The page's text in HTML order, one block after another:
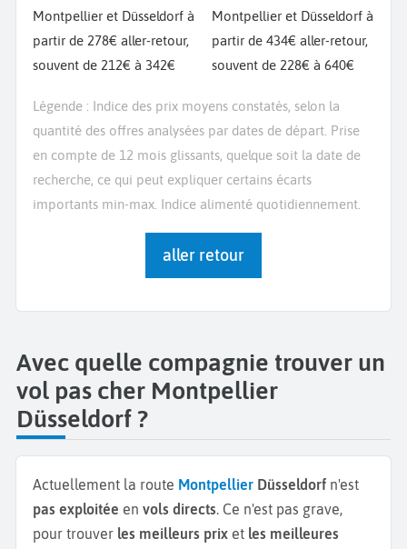
aller retour
Montpellier et Düsseldorf à
partir de 278€ aller-retour,
souvent de 212€ à 342€
Montpellier et Düsseldorf à
partir de 434€ aller-retour,
souvent de 228€ à 640€
Légende : Indice des prix moyens constatés, selon la
quantité des offres analysées par dates de départ. Prise
en compte de 12 mois glissants, quelque soit la date de
recherche, ce qui peut expliquer certains écarts
importants min-max. Indice alimenté quotidiennement.
Avec quelle compagnie trouver un
vol pas cher Montpellier
Düsseldorf ?
Actuellement la route Montpellier Düsseldorf n'est
pas exploitée en vols directs. Ce n'est pas grave,
pour trouver les meilleurs prix et les meilleures